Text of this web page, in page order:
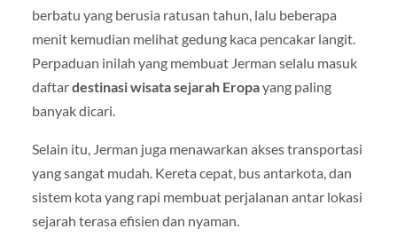
berbatu yang berusia ratusan tahun, lalu beberapa
menit kemudian melihat gedung kaca pencakar langit.
Perpaduan inilah yang membuat Jerman selalu masuk
daftardestinasi wisata sejarah Eropayang paling
banyak dicari.
Selain itu, Jerman juga menawarkan akses transportasi
yang sangat mudah. Kereta cepat, bus antarkota, dan
sistem kota yang rapi membuat perjalanan antar lokasi
sejarah terasa efisien dan nyaman.